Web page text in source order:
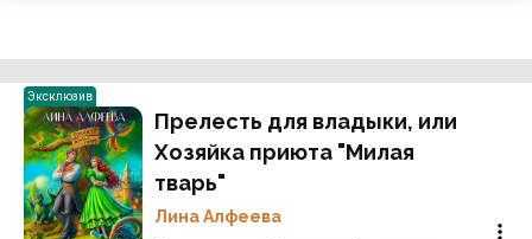
Эксклюзив
Прелесть для владыки, или
Хозяйка приюта "Милая
тварь"
Лина Алфеева